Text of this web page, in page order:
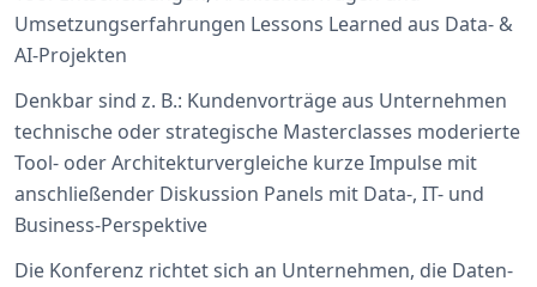
Umsetzungserfahrungen Lessons Learned aus Data- &
AI-Projekten
Denkbar sind z. B.: Kundenvorträge aus Unternehmen
technische oder strategische Masterclasses moderierte
Tool- oder Architekturvergleiche kurze Impulse mit
anschließender Diskussion Panels mit Data-, IT- und
Business-Perspektive
Die Konferenz richtet sich an Unternehmen, die Daten-